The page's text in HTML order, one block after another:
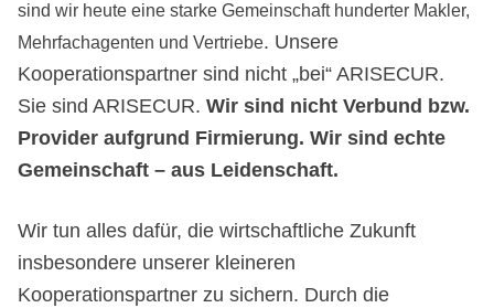
sind wir heute eine starke Gemeinschaft hunderter Makler,
Mehrfachagenten und Vertriebe. Unsere
Kooperationspartner sind nicht „bei“ ARISECUR.
Sie sind ARISECUR. Wir sind nicht Verbund bzw.
Provider aufgrund Firmierung. Wir sind echte
Gemeinschaft – aus Leidenschaft.
Wir tun alles dafür, die wirtschaftliche Zukunft
insbesondere unserer kleineren
Kooperationspartner zu sichern. Durch die